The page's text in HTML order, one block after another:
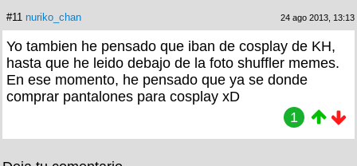
#11 nuriko_chan 24 ago 2013, 13:13
Yo tambien he pensado que iban de cosplay de KH,
hasta que he leido debajo de la foto shuffler memes.
En ese momento, he pensado que ya se donde
comprar pantalones para cosplay xD
1